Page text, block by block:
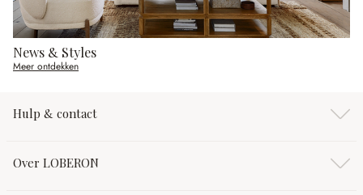
News & Styles
Meer ontdekken
Hulp & contact
Over LOBERON